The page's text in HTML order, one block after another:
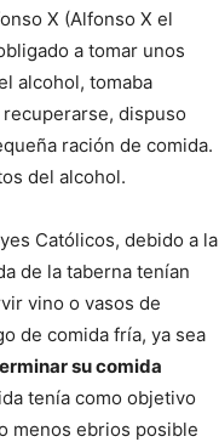
X (Alfonso X el
a tomar unos
alcohol, tomaba
dispuso
ración de comida.
del alcohol.
Católicos, debido a la
de la taberna tenían
vino o vasos de
de comida fría, ya sea
su comida
tenía como objetivo
menos ebrios posible